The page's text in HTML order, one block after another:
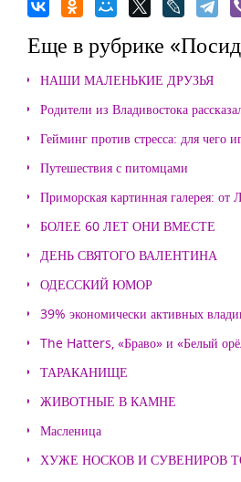
Еще в рубрике
НАШИ МАЛЕНЬКИЕ ДРУЗЬЯ
Родители из Владивостока
Гейминг против стресса: для чего
Путешествия с питомцами
Приморская картинная галерея:
БОЛЕЕ 60 ЛЕТ ОНИ ВМЕСТЕ
ДЕНЬ СВЯТОГО ВАЛЕНТИНА
ОДЕССКИЙ ЮМОР
39% экономически активных
The Hatters, «Браво» и «Белый
ТАРАКАНИЩЕ
ЖИВОТНЫЕ В КАМНЕ
Масленица
ХУЖЕ НОСКОВ И СУВЕНИРОВ